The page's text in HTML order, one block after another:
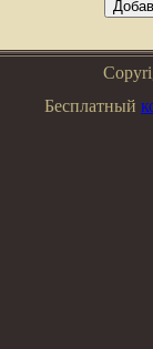
Бесплатный